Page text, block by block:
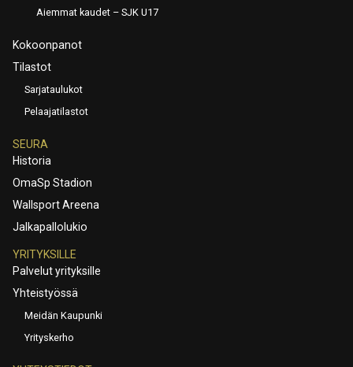
Aiemmat kaudet – SJK U17
Kokoonpanot
Tilastot
Sarjataulukot
Pelaajatilastot
SEURA
Historia
OmaSp Stadion
Wallsport Areena
Jalkapallolukio
YRITYKSILLE
Palvelut yrityksille
Yhteistyössä
Meidän Kaupunki
Yrityskerho